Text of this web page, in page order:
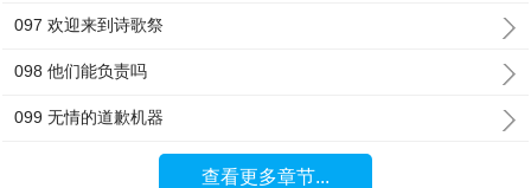
097 欢迎来到诗歌祭
098 他们能负责吗
099 无情的道歉机器
查看更多章节...